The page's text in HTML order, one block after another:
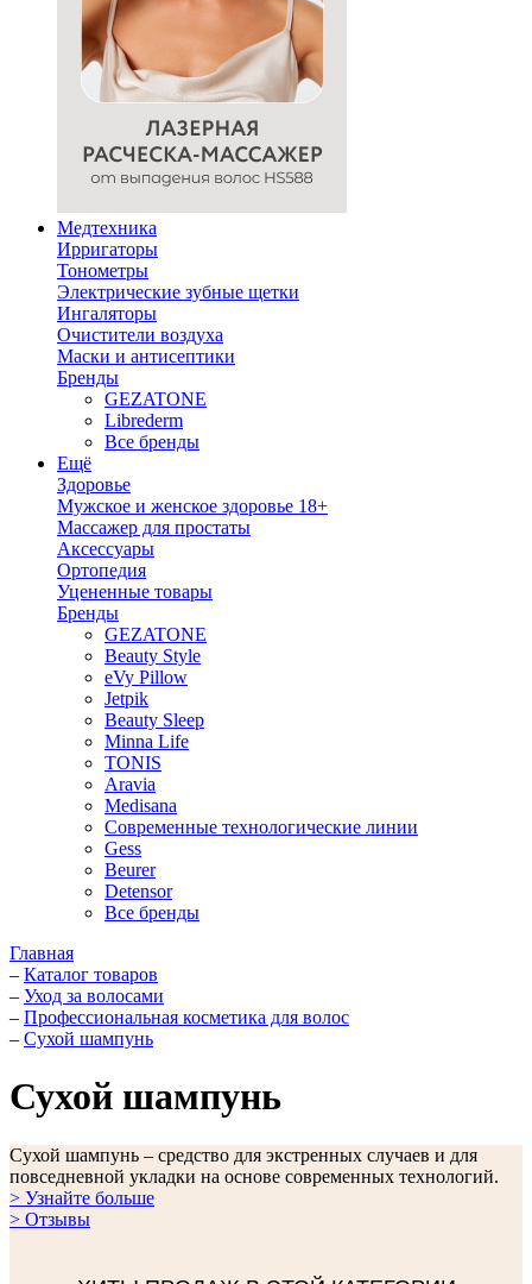
Медтехника
Ирригаторы
Тонометры
Электрические зубные щетки
Ингаляторы
Очистители воздуха
Маски и антисептики
Бренды
GEZATONE
Librederm
Все бренды
Ещё
Здоровье
Мужское и женское здоровье 18+
Массажер для простаты
Аксессуары
Ортопедия
Уцененные товары
Бренды
GEZATONE
Beauty Style
eVy Pillow
Jetpik
Beauty Sleep
Minna Life
TONIS
Aravia
Medisana
Современные технологические линии
Gess
Beurer
Detensor
Все бренды
Главная
– Каталог товаров
– Уход за волосами
– Профессиональная косметика для волос
– Сухой шампунь
Сухой шампунь
Сухой шампунь – средство для экстренных случаев и для
повседневной укладки на основе современных технологий.
> Узнайте больше
> Отзывы